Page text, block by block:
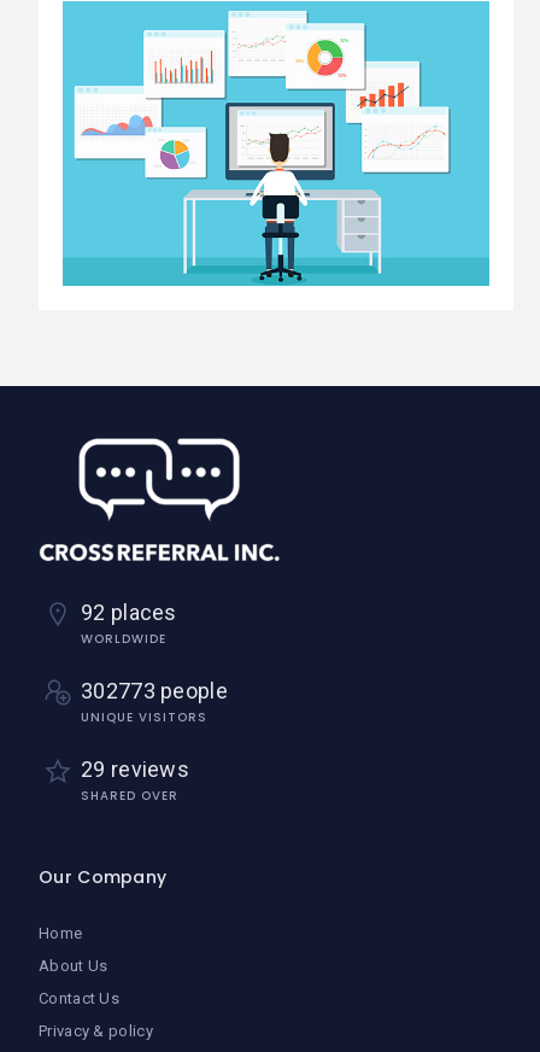
92 places
WORLDWIDE
302773 people
UNIQUE VISITORS
29 reviews
SHARED OVER
Our Company
Home
About Us
Contact Us
Privacy & policy